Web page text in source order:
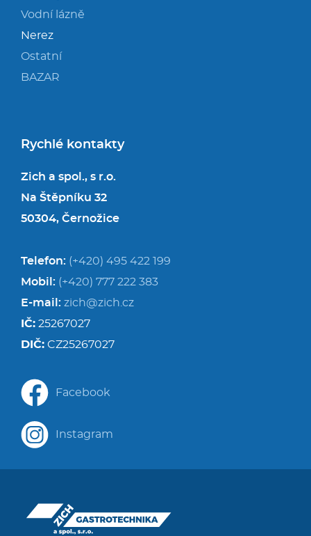
Vodní lázně
Nerez
Ostatní
BAZAR
Rychlé kontakty
Zich a spol., s r.o.
Na Štěpníku 32
50304, Černožice
Telefon: (+420) 495 422 199
Mobil: (+420) 777 222 383
E-mail: zich@zich.cz
IČ: 25267027
DIČ: CZ25267027
Facebook
Instagram